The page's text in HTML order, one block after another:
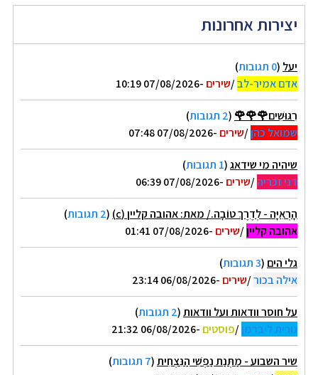
יצירות אחרונות
יעל (0 תגובות
)
אדם אמיר-לב/שירים -07/08/2026 10:19
רִגּוּשִׁים🌹🌹🌹 (2 תגובות
)
שמואל כהן/שירים -07/08/2026 07:48
שיהיה מי שידאג(1 תגובות
)
דני זכריה/שירים -07/08/2026 06:39
הָרְאִיָּה - לְדֶרֶךְ טוֹבָה./ מאת: אהובה קליין (c) (2 תגובות
)
אהובה קליין/שירים -07/08/2026 01:41
גלי הים (3 תגובות
)
אילה בכור/שירים -06/08/2026 23:14
על חוסר וודאות ועל וודאות(2 תגובות
)
נורית ליברמן/פוסטים -06/08/2026 21:32
שיר השבוע - מַתְּנַת נַפְשִׁי הַנִּצְחִית(7 תגובות
)